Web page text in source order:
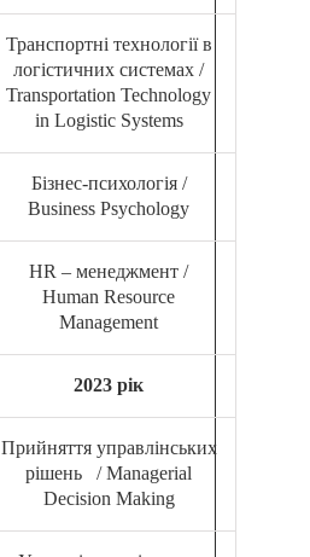
Транспортні технології в
логістичних системах /
Transportation Technology
in Logistic Systems
Бізнес-психологія /
Business Psychology
HR – менеджмент /
Human Resource
Management
2023 рік
Прийняття управлінських
рішень / Managerial
Decision Making